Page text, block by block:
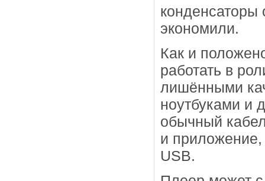
экономили.
Как и
работать в
лишёнными
ноутбуками и
обычный
и
USB.